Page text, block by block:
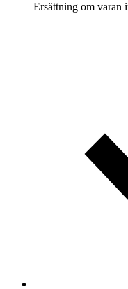
Ersättning om varan